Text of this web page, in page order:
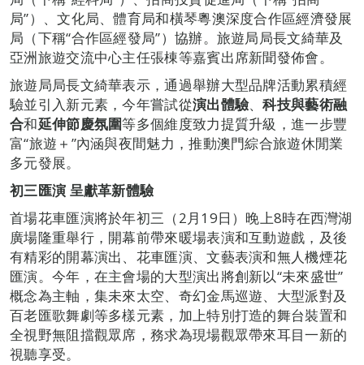
局”）、文化局、體育局和橫琴粵澳深度合作區經濟發展
局（下稱“合作區經發局”）協辦。旅遊局局長文綺華及
亞洲旅遊交流中心主任張棟等嘉賓出席新聞發佈會。
旅遊局局長文綺華表示，通過舉辦大型品牌活動累積經
驗並引入新元素，今年嘗試從演出體驗、科技與藝術融
合和延伸節慶氛圍等多個維度致力提質升級，進一步豐
富“旅遊＋”內涵與夜間魅力，推動澳門綜合旅遊休閒業
多元發展。
初三匯演 呈獻革新體驗
首場花車匯演將於年初三（2月19日）晚上8時在西灣湖
廣場隆重舉行，開幕前帶來暖場表演和互動遊戲，及後
有精彩的開幕演出、花車匯演、文藝表演和無人機煙花
匯演。今年，在主會場的大型演出將創新以“未來盛世”
概念為主軸，集未來太空、奇幻金馬巡遊、大型派對及
百老匯歌舞劇等多樣元素，加上特別打造的舞台裝置和
全視野無阻擋觀眾席，務求為現場觀眾帶來耳目一新的
視聽享受。